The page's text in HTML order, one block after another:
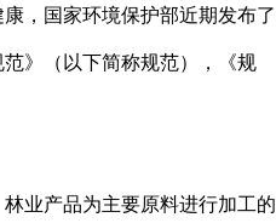
，国家环境保护部近期发布了
范》（以下简称规范），《规
业产品为主要原料进行加工的